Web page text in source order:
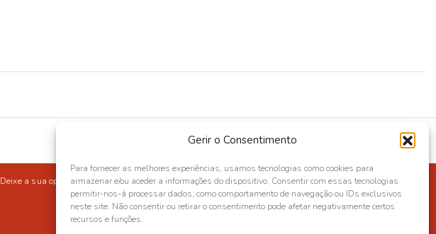
Gerir o Consentimento
Para fornecer as melhores experiências, usamos tecnologias como cookies para
armazenar e/ou aceder a informações do dispositivo. Consentir com essas tecnologias
permitir-nos-á processar dados, como comportamento de navegação ou IDs exclusivos
neste site. Não consentir ou retirar o consentimento pode afetar negativamente certos
recursos e funções.
Deixe a sua opinião